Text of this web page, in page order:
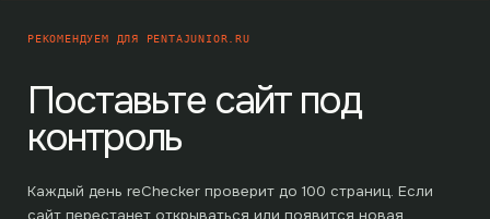
РЕКОМЕНДУЕМ ДЛЯ PENTAJUNIOR.RU
Поставьте сайт под
контроль
Каждый день reChecker проверит до 100 страниц. Если